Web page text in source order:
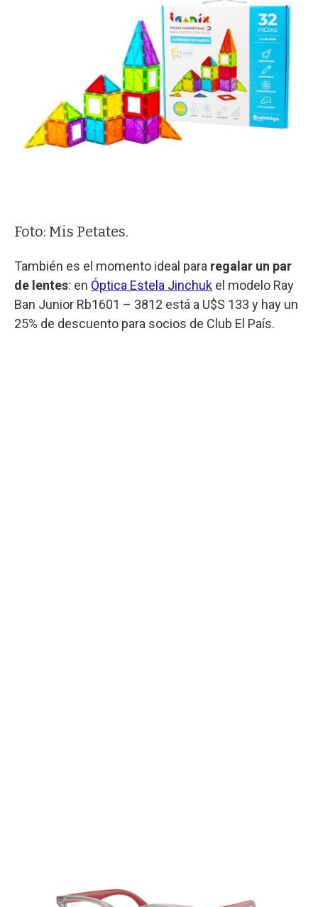
Foto: Mis Petates.
También es el momento ideal para regalar un par
de lentes: en Óptica Estela Jinchuk el modelo Ray
Ban Junior Rb1601 – 3812 está a U$S 133 y hay un
25% de descuento para socios de Club El País.